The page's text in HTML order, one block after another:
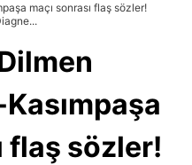
maçı sonrası flaş sözler!
flaş sözler!